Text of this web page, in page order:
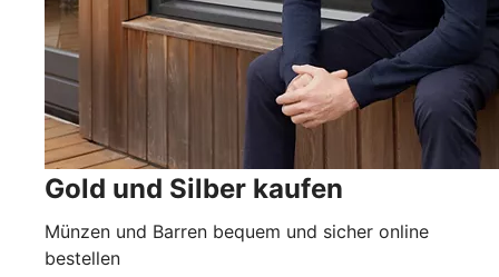
Gold und Silber kaufen
Münzen und Barren bequem und sicher online
bestellen